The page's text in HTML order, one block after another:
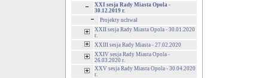
XXI sesja Rady Miasta Opola -
30.12.2019 r.
Projekty uchwał
XXII sesja Rady Miasta Opola - 30.01.2020
r.
XXIII sesja Rady Miasta - 27.02.2020
XXIV sesja Rady Miasta Opola -
26.03.2020 r.
XXV sesja Rady Miasta Opola - 30.04.2020
r.